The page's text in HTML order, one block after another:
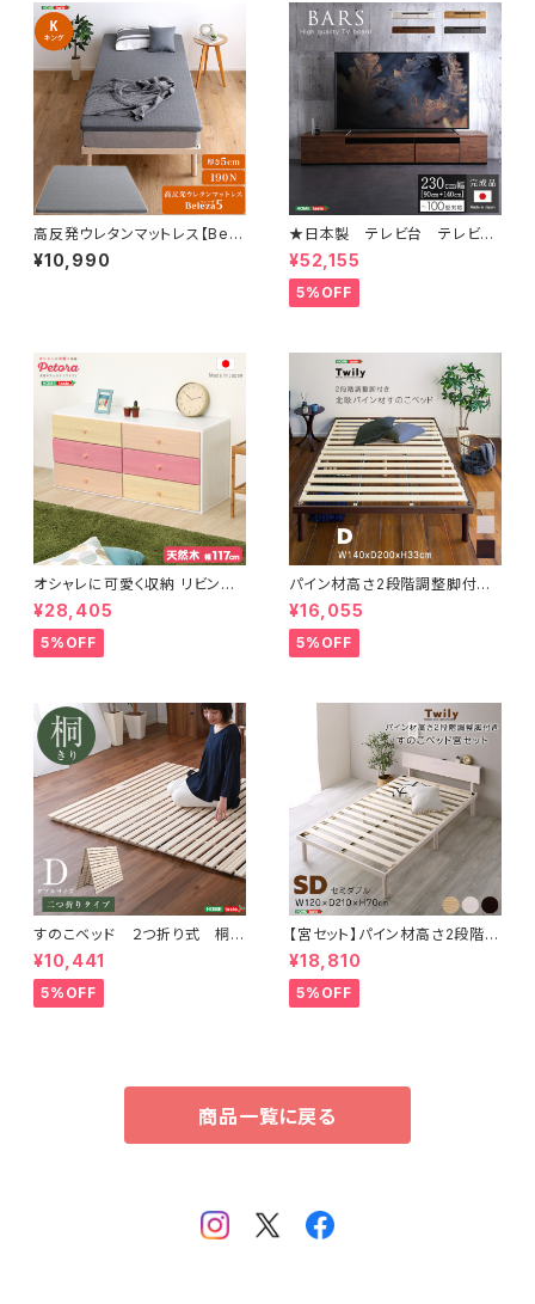
高反発ウレタンマットレス【Bele
za5-ベレーザ・ファイブ-】(キン
グ) ORM-05K
¥10,990
★日本製 テレビ台 テレビボ
ード 230cm幅 【BARS-バ
ース-】 SH-24-BR230
¥52,155
5%OFF
オシャレに可愛く収納 リビング
用ワイドチェスト 3段 幅117cm
天然木（桐）日本製｜petora-
ペトラ- SH-08-PTR117
¥28,405
5%OFF
パイン材高さ2段階調整脚付き
すのこベッド(ダブル) ASP-02
D
¥16,055
5%OFF
すのこベッド ２つ折り式 桐仕
様(ダブル)【Coh-ソーン-】 KI
R-2-D
¥10,441
5%OFF
【宮セット】パイン材高さ2段階調
整脚付きすのこベッド(セミダブ
ル) ASP-HP-02SD
¥18,810
5%OFF
商品一覧に戻る